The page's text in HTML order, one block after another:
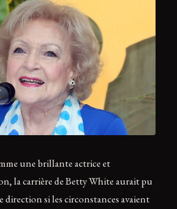
une brillante actrice et
la carrière de Betty White aurait pu
si les circonstances avaient